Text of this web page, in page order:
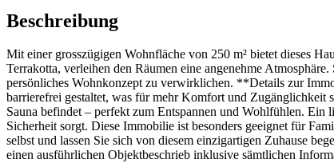
Beschreibung
Mit einer grosszügigen Wohnfläche von 250 m² bietet dieses
Terrakotta, verleihen den Räumen eine angenehme
persönliches Wohnkonzept zu verwirklichen. **Details zur
barrierefrei gestaltet, was für mehr Komfort und Zugänglichkeit
Sauna befindet – perfekt zum Entspannen und Wohlfühlen.
Sicherheit sorgt. Diese Immobilie ist besonders geeignet für
selbst und lassen Sie sich von diesem einzigartigen Zuhause
einen ausführlichen Objektbeschrieb inklusive sämtlichen